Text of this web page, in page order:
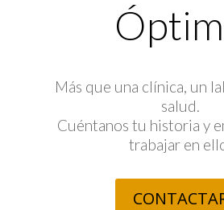
Más que una clínica, un
salud.
Cuéntanos tu historia y
trabajar en